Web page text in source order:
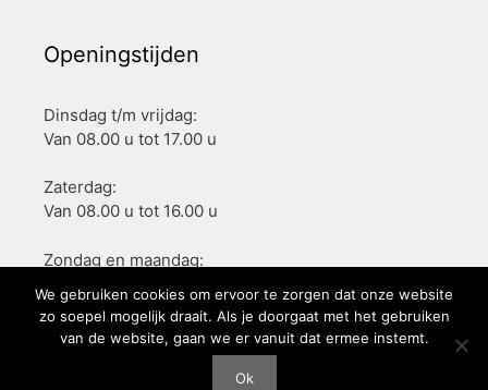
Openingstijden
Dinsdag t/m vrijdag:
Van 08.00 u tot 17.00 u
Zaterdag:
Van 08.00 u tot 16.00 u
Zondag en maandag:
© 2026 - PATISSERIE NIELS -PRIVACY POLICY
We gebruiken cookies om ervoor te zorgen dat onze website
zo soepel mogelijk draait. Als je doorgaat met het gebruiken
van de website, gaan we er vanuit dat ermee instemt.
Ok